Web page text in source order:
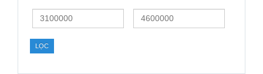
Giá
nhất
Giá
LỌC